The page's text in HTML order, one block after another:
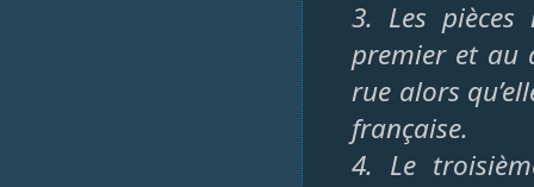
3. Les
premier et au
rue alors
française.
4. Le